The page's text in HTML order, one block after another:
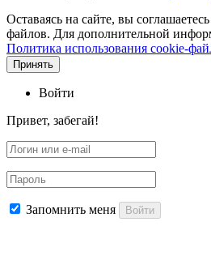
Оставаясь на сайте, вы
файлов. Для дополнительной
Политика использования cookie-
Принять
Войти
Привет, забегай!
Запомнить меня Войти